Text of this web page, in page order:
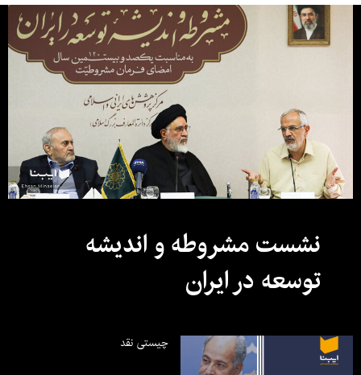
نشست مشروطه و اندیشه
توسعه در ایران
چیستی نقد